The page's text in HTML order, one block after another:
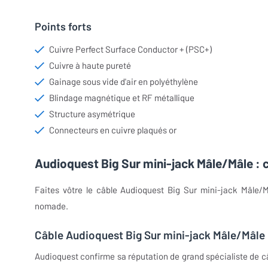
Points forts
Cuivre Perfect Surface Conductor + (PSC+)
Cuivre à haute pureté
Gainage sous vide d'air en polyéthylène
Blindage magnétique et RF métallique
Structure asymétrique
Connecteurs en cuivre plaqués or
Audioquest Big Sur mini-jack Mâle/Mâle
Faites vôtre le câble Audioquest Big Sur mini-jack
nomade.
Câble Audioquest Big Sur mini-jack Mâle/
Audioquest confirme sa réputation de grand spécialiste de